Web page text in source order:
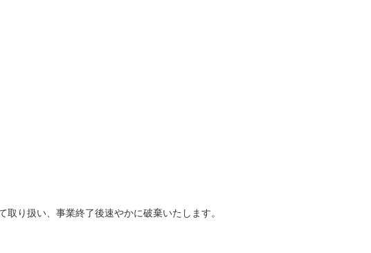
り扱い、事業終了後速やかに破棄いたします。